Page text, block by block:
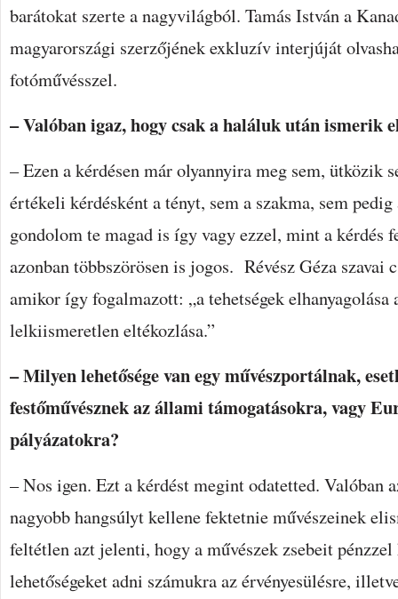
barátokat szerte a nagyvilágból. Tamás István a
magyarországi szerzőjének exkluzív interjúját
fotóművésszel.
– Valóban igaz, hogy csak a haláluk után ismerik
– Ezen a kérdésen már olyannyira meg sem, ütközik
értékeli kérdésként a tényt, sem a szakma, sem
gondolom te magad is így vagy ezzel, mint a kérdés
azonban többszörösen is jogos. Révész Géza szavai
amikor így fogalmazott: „a tehetségek elhanyagolása
lelkiismeretlen eltékozlása.”
– Milyen lehetősége van egy művészportálnak,
festőművésznek az állami támogatásokra, vagy
pályázatokra?
– Nos igen. Ezt a kérdést megint odatetted. Valóban
nagyobb hangsúlyt kellene fektetnie művészeinek
feltétlen azt jelenti, hogy a művészek zsebeit
lehetőségeket adni számukra az érvényesülésre,